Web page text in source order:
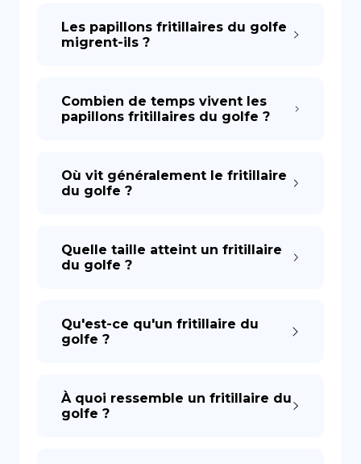
Les papillons fritillaires du golfe
migrent-ils ?
Combien de temps vivent les
papillons fritillaires du golfe ?
Où vit généralement le fritillaire
du golfe ?
Quelle taille atteint un fritillaire
du golfe ?
Qu'est-ce qu'un fritillaire du
golfe ?
À quoi ressemble un fritillaire du
golfe ?